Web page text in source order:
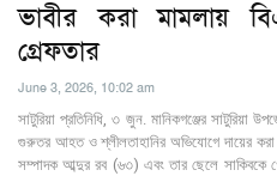
ভাবীর করা মামলায়
গ্রেফতার
June 3, 2026, 10:02 am
সাটুরিয়া প্রতিনিধি, ৩ জুন. মানিকগঞ্জের সাটুরিয়া
গুরুতর আহত ও শ্লীলতাহানির অভিযোগে দায়ের করা
সম্পাদক আব্দুর রব (৬৩) এবং তার ছেলে সাকিবকে